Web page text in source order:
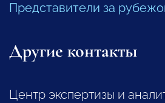
Представители за
Другие контакты
Центр экспертизы и